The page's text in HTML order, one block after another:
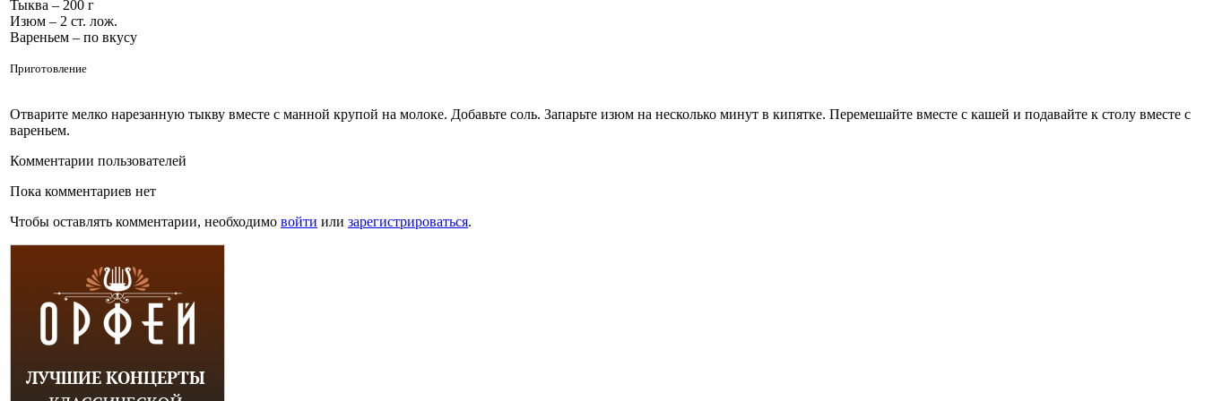
Тыква – 200 г
Изюм – 2 ст. лож.
Вареньем – по вкусу
Приготовление
Отварите мелко нарезанную тыкву вместе с манной крупой на молоке. Добавьте соль. Запарьте изюм на несколько минут в кипятке. Перемешайте вместе с кашей и подавайте к столу вместе с
вареньем.
Комментарии пользователей
Пока комментариев нет
Чтобы оставлять комментарии, необходимо войти или зарегистрироваться.